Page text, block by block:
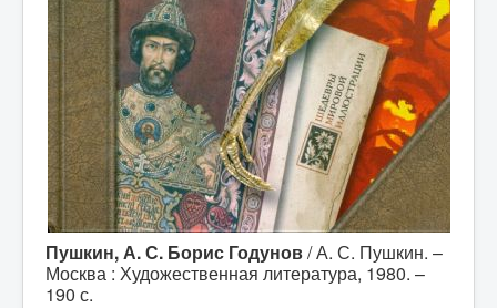
Пушкин, А. С. Борис Годунов/ А. С. Пушкин. –
Москва : Художественная литература, 1980. –
190 с.